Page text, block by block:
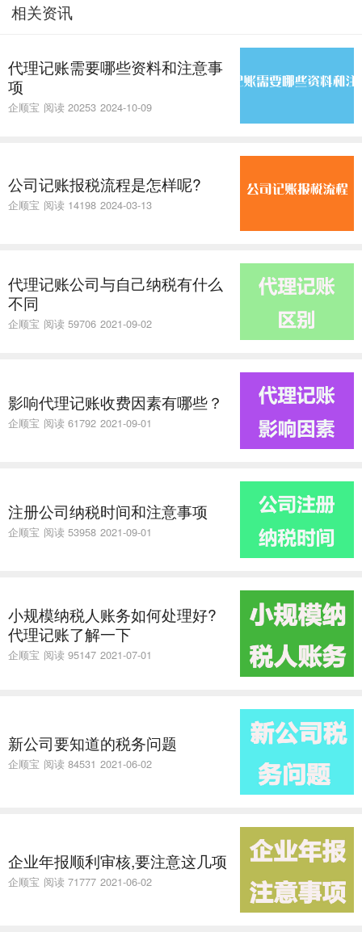
相关资讯
代理记账需要哪些资料和注意事
项
企顺宝 阅读 20253 2024-10-09
公司记账报税流程是怎样呢?
企顺宝 阅读 14198 2024-03-13
代理记账公司与自己纳税有什么
不同
企顺宝 阅读 59706 2021-09-02
​影响代理记账收费因素有哪些？
企顺宝 阅读 61792 2021-09-01
注册公司纳税时间和注意事项
企顺宝 阅读 53958 2021-09-01
小规模纳税人账务如何处理好?
代理记账了解一下
企顺宝 阅读 95147 2021-07-01
新公司要知道的税务问题
企顺宝 阅读 84531 2021-06-02
企业年报顺利审核,要注意这几项
企顺宝 阅读 71777 2021-06-02